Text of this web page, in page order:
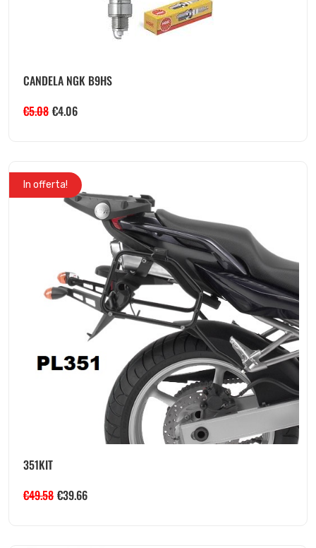
CANDELA NGK B9HS
€5.08 €4.06
In offerta!
351KIT
€49.58 €39.66